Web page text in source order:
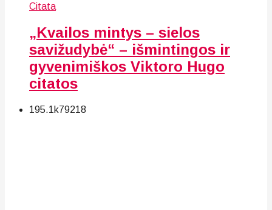
Citata
„Kvailos mintys – sielos
savižudybė“ – išmintingos ir
gyvenimiškos Viktoro Hugo
citatos
195.1k79218